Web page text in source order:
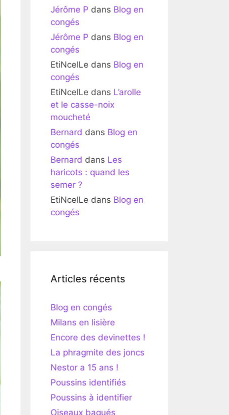
Jérôme P dans Blog en
congés
Jérôme P dans Blog en
congés
EtiNcelLe dans Blog en
congés
EtiNcelLe dans L’arolle
et le casse-noix
moucheté
Bernard dans Blog en
congés
Bernard dans Les
haricots : quand les
semer ?
EtiNcelLe dans Blog en
congés
Articles récents
Blog en congés
Milans en lisière
Encore des devinettes !
La phragmite des joncs
Nestor a 15 ans !
Poussins identifiés
Poussins à identifier
Oiseaux bagués